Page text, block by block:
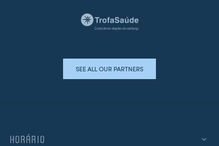
SEE ALL OUR PARTNERS
HORÁRIO